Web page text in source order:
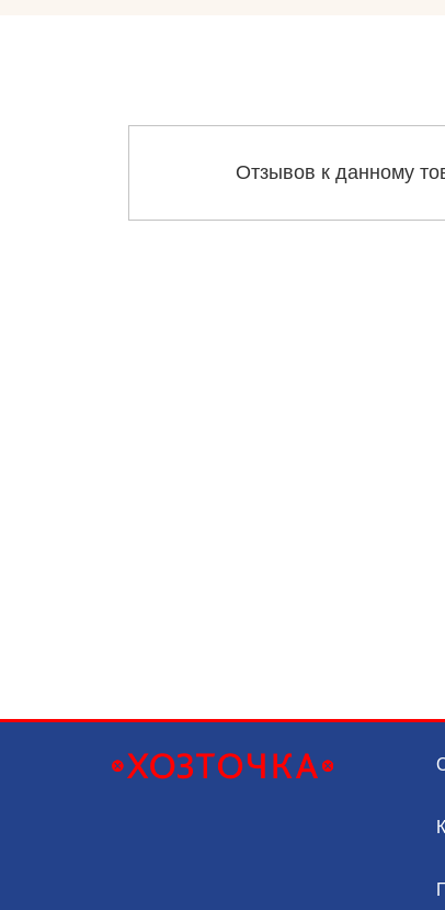
Отзывов к данному